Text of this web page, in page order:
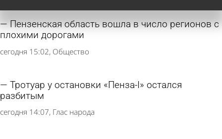
Пензенская область вошла в число регионов с
плохими дорогами
сегодня 15:02 Общество
Тротуар у остановки «Пенза-I» остался
разбитым
сегодня 14:07 Глас народа